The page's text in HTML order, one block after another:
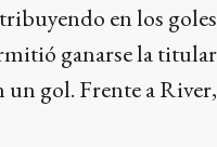
en los
ganarse la
un gol. Frente a River,